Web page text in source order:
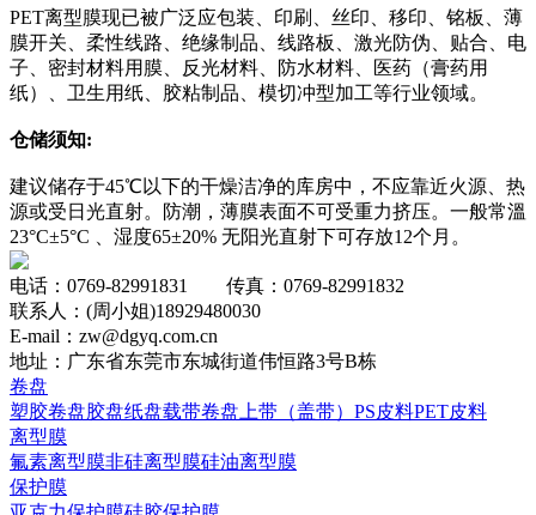
PET离型膜现已被广泛应包装、印刷、丝印、移印、铭板、薄
膜开关、柔性线路、绝缘制品、线路板、激光防伪、贴合、电
子、密封材料用膜、反光材料、防水材料、医药（膏药用
纸）、卫生用纸、胶粘制品、模切冲型加工等行业领域。
仓储须知:
建议储存于45℃以下的干燥洁净的库房中，不应靠近火源、热
源或受日光直射。防潮，薄膜表面不可受重力挤压。一般常溫
23°C±5°C 、湿度65±20% 无阳光直射下可存放12个月。
电话：0769-82991831 传真：0769-82991832
联系人：(周小姐)18929480030
E-mail：zw@dgyq.com.cn
地址：广东省东莞市东城街道伟恒路3号B栋
卷盘
塑胶卷盘胶盘纸盘载带卷盘 上带（盖带） PS皮料PET皮料
离型膜
氟素离型膜非硅离型膜硅油离型膜
保护膜